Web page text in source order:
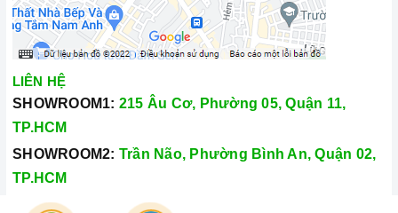
LIÊN HỆ
SHOWROOM1: 215 Âu Cơ, Phường 05, Quận 11,
TP.HCM
SHOWROOM2: Trần Não, Phường Bình An, Quận 02,
TP.HCM
Hotline:
028.66.79.8989